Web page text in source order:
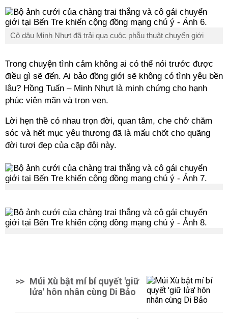
Cô dâu Minh Nhựt đã trải qua cuộc phẫu thuật chuyển giới
Trong chuyện tình cảm không ai có thể nói trước được
điều gì sẽ đến. Ai bảo đồng giới sẽ không có tình yêu bền
lâu? Hồng Tuấn – Minh Nhựt là minh chứng cho hạnh
phúc viên mãn và trọn vẹn.
Lời hẹn thề có nhau trọn đời, quan tâm, che chở chăm
sóc và hết mục yêu thương đã là mấu chốt cho quãng
đời tươi đẹp của cặp đôi này.
>> Múi Xù bật mí bí quyết 'giữ
lửa' hôn nhân cùng Di Bảo